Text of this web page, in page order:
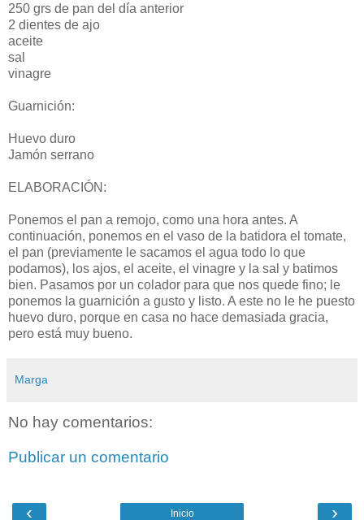
250 grs de pan del día anterior
2 dientes de ajo
aceite
sal
vinagre
Guarnición:
Huevo duro
Jamón serrano
ELABORACIÓN:
Ponemos el pan a remojo, como una hora antes. A
continuación, ponemos en el vaso de la batidora el tomate,
el pan (previamente le sacamos el agua todo lo que
podamos), los ajos, el aceite, el vinagre y la sal y batimos
bien. Pasamos por un colador para que nos quede fino; le
ponemos la guarnición a gusto y listo. A este no le he puesto
huevo duro, porque en casa no hace demasiada gracia,
pero está muy bueno.
Marga
No hay comentarios:
Publicar un comentario
‹ ›
Inicio